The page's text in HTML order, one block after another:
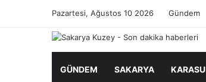
Pazartesi, Ağustos 10 2026 Gündem
GÜNDEM SAKARYA KARASU